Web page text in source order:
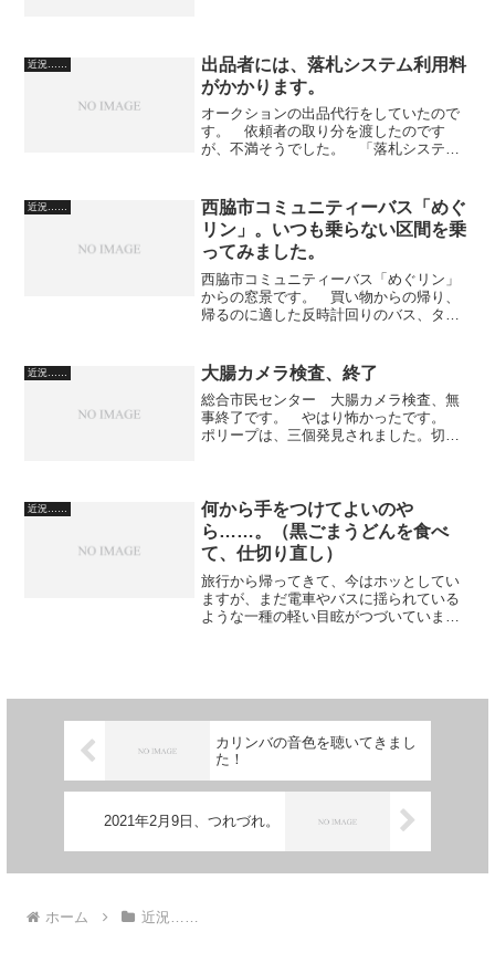
りそうです。 もうじき障害年金...
近況……
出品者には、落札システム利用料
がかかります。
オークションの出品代行をしていたので
す。 依頼者の取り分を渡したのです
が、不満そうでした。 「落札システム
りますからね。 ヤフオクのやり方を教
える過程で、ご自身で出...
近況……
西脇市コミュニティーバス「めぐ
リン」。いつも乗らない区間を乗
ってみました。
西脇市コミュニティーバス「めぐリン」
からの窓景です。 買い物からの帰り、
帰るのに適した反時計回りのバス、タイ
てきました。
近況…… 大腸カメラ検査、終了
総合市民センター 大腸カメラ検査、無
事終了です。 やはり怖かったです。
ポリープは、三個発見されました。切除
待ちました。（読書してた...
近況……
何から手をつけてよいのや
ら……。（黒ごまうどんを食べ
て、仕切り直し）
旅行から帰ってきて、今はホッとしてい
ますが、まだ電車やバスに揺られている
ような一種の軽い目眩がつづいていま
カリンバの音色を聴いてきまし
た！
2021年2月9日、つれづれ。
ホーム 近況……